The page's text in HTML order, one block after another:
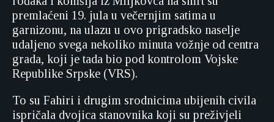
premlaćeni 19. jula u večernjim satima u
garnizonu, na ulazu u ovo prigradsko naselje
udaljeno svega nekoliko minuta vožnje od centra
grada, koji je tada bio pod kontrolom Vojske
Republike Srpske (VRS).
To su Fahiri i drugim srodnicima ubijenih civila
ispričala dvojica stanovnika koji su preživjeli